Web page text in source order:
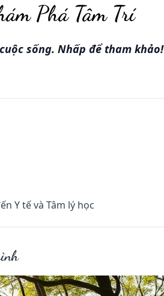
Phá Tâm Trí
sống. Nhấp để tham khảo!
Y tế và Tâm lý học